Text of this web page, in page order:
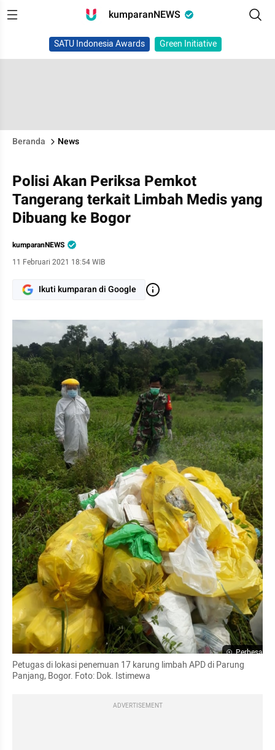
kumparanNEWS
SATU Indonesia Awards Green Initiative
Beranda News
Polisi Akan Periksa Pemkot
Tangerang terkait Limbah Medis yang
Dibuang ke Bogor
kumparanNEWS
11 Februari 2021 18:54 WIB
Ikuti kumparan di Google
Perbesar
Petugas di lokasi penemuan 17 karung limbah APD di Parung
Panjang, Bogor. Foto: Dok. Istimewa
ADVERTISEMENT